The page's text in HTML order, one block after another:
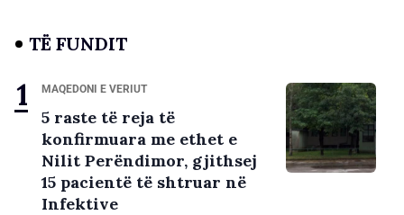
TË FUNDIT
MAQEDONI E VERIUT
5 raste të reja të
konfirmuara me ethet e
Nilit Perëndimor, gjithsej
15 pacientë të shtruar në
Infektive